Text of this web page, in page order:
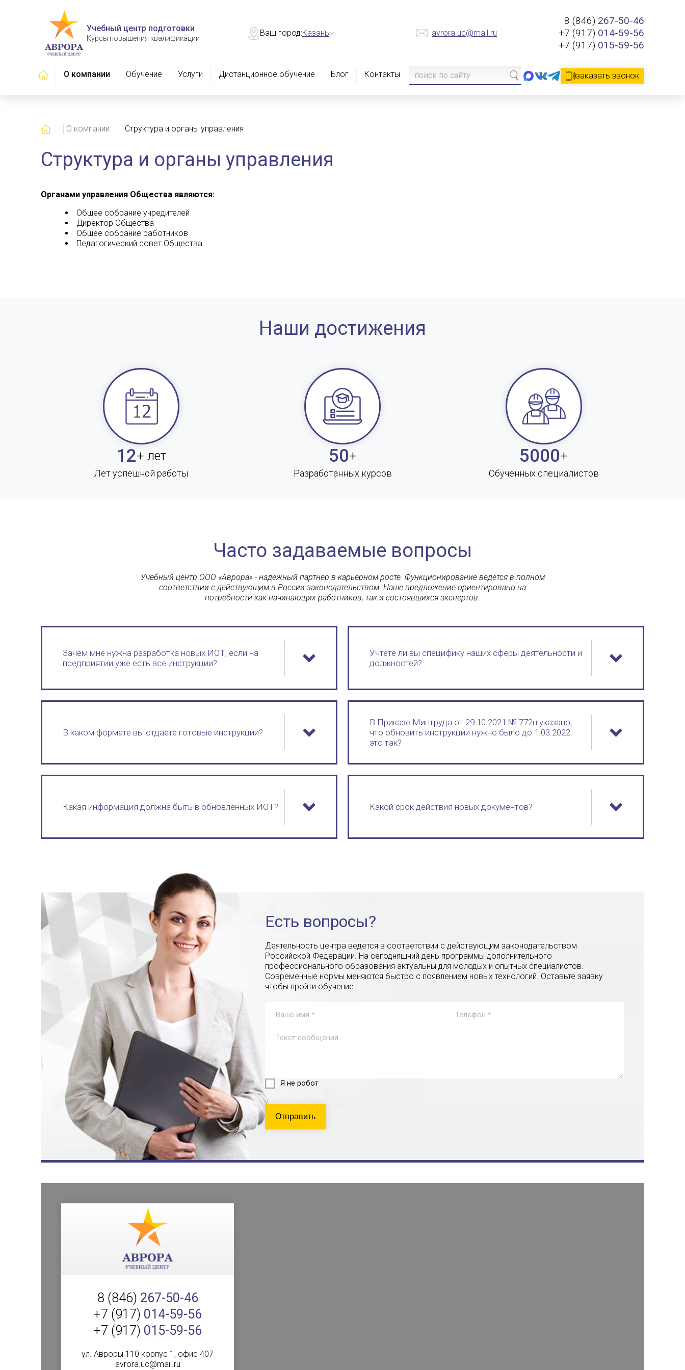
Учебный центр подготовки
Курсы повышения квалификации
Ваш город:Казань avrora.uc@mail.ru
8 (846) 267-50-46
+7 (917) 014-59-56
+7 (917) 015-59-56
Главная
О компании Обучение Услуги Дистанционное обучение Блог Контакты заказать звонок
ГлавнаяО компании Структура и органы управления
Структура и органы управления
Органами управления Общества являются:
Общее собрание учредителей
Директор Общества
Общее собрание работников
Педагогический совет Общества
Наши достижения
12+ лет
Лет успешной работы
50+
Разработанных курсов
5000+
Обученных специалистов
Часто задаваемые вопросы
Учебный центр ООО «Аврора» - надежный партнер в карьерном росте. Функционирование ведется в полном
соответствии с действующим в России законодательством. Наше предложение ориентировано на
потребности как начинающих работников, так и состоявшихся экспертов.
Зачем мне нужна разработка новых ИОТ, если на
предприятии уже есть все инструкции?
Учтете ли вы специфику наших сферы деятельности и
должностей?
В каком формате вы отдаете готовые инструкции?
В Приказе Минтруда от 29.10.2021 № 772н указано,
что обновить инструкции нужно было до 1.03.2022,
это так?
Какая информация должна быть в обновленных ИОТ? Какой срок действия новых документов?
Есть вопросы?
Деятельность центра ведется в соответствии с действующим законодательством
Российской Федерации. На сегодняшний день программы дополнительного
профессионального образования актуальны для молодых и опытных специалистов.
Современные нормы меняются быстро с появлением новых технологий. Оставьте заявку
чтобы пройти обучение.
Я не робот
Отправить
8 (846) 267-50-46
+7 (917) 014-59-56
+7 (917) 015-59-56
ул. Авроры 110 корпус 1, офис 407
avrora.uc@mail.ru